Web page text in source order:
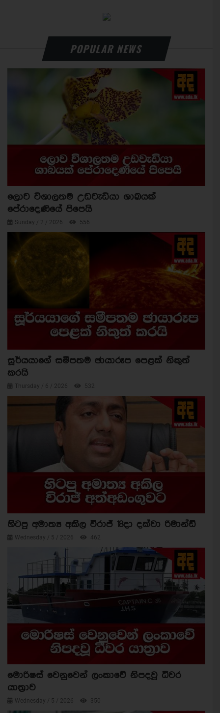
POPULAR NEWS
ලොව විශාලතම උඩවැඩියා ශාඛයක්
පේරාදෙණියේ පිපෙයි
Sunday / 2 / 2026 556
සූර්යයාගේ සමීපතම ඡායාරූප පෙළක් නිකුත්
කරයි
Thursday / 6 / 2026 532
හිටපු අමාත්‍ය අකිල විරාජ් 18දා දක්වා රිමාන්ඩ්
Wednesday / 5 / 2026 462
මොරිෂස් වෙනුවෙන් ලංකාවේ නිපදවූ ධීවර
යාත්‍රාව
Wednesday / 5 / 2026 350